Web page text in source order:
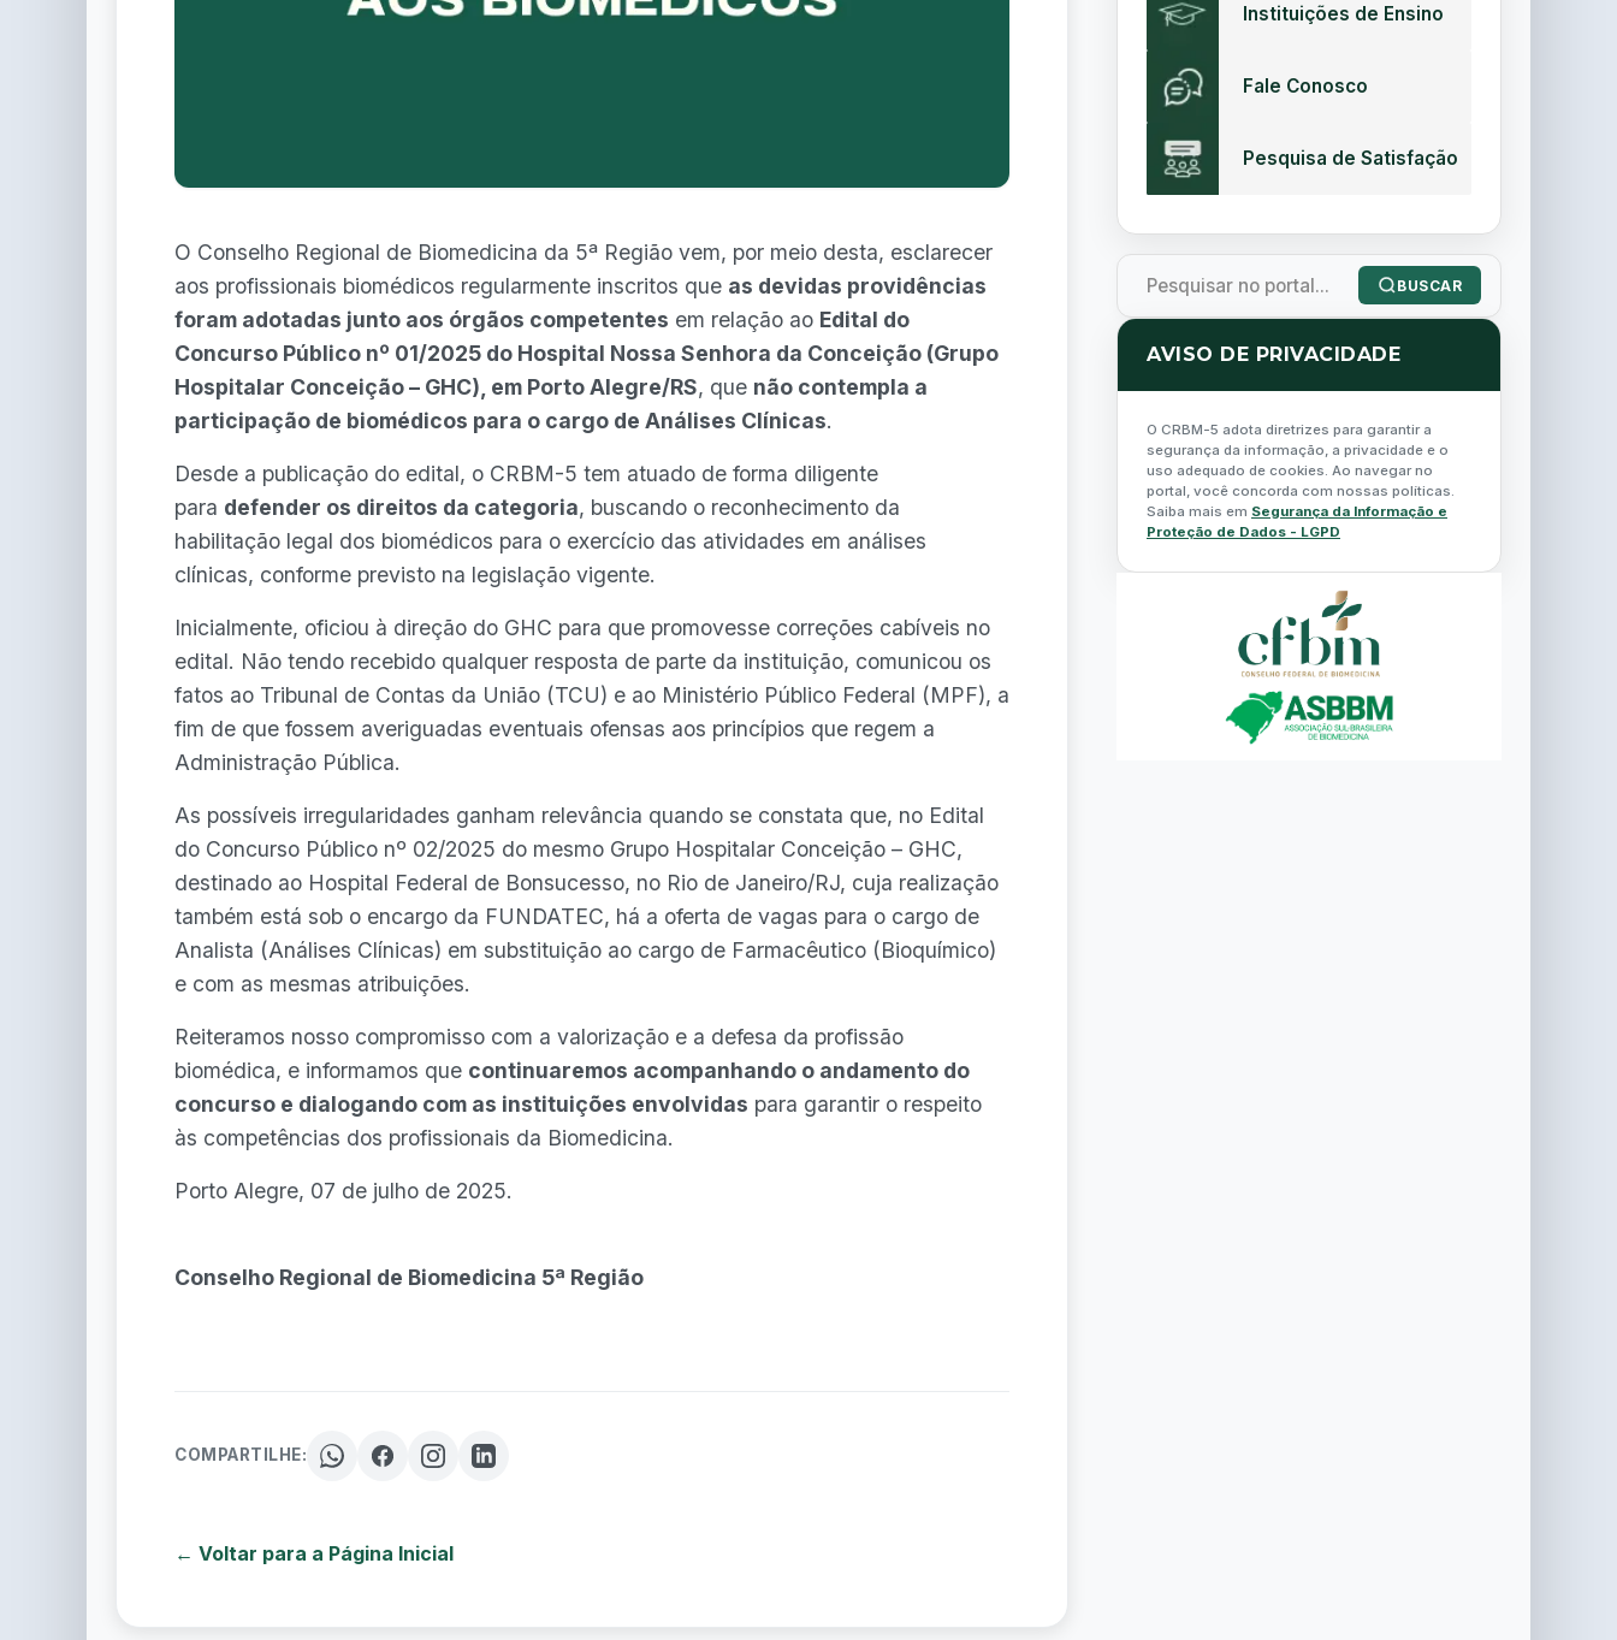
O Conselho Regional de Biomedicina da 5ª Região vem, por meio desta, esclarecer
aos profissionais biomédicos regularmente inscritos que as devidas providências
foram adotadas junto aos órgãos competentes em relação ao Edital do
Concurso Público nº 01/2025 do Hospital Nossa Senhora da Conceição (Grupo
Hospitalar Conceição – GHC), em Porto Alegre/RS, que não contempla a
participação de biomédicos para o cargo de Análises Clínicas.
Desde a publicação do edital, o CRBM-5 tem atuado de forma diligente
para defender os direitos da categoria, buscando o reconhecimento da
habilitação legal dos biomédicos para o exercício das atividades em análises
clínicas, conforme previsto na legislação vigente.
Inicialmente, oficiou à direção do GHC para que promovesse correções cabíveis no
edital. Não tendo recebido qualquer resposta de parte da instituição, comunicou os
fatos ao Tribunal de Contas da União (TCU) e ao Ministério Público Federal (MPF), a
fim de que fossem averiguadas eventuais ofensas aos princípios que regem a
Administração Pública.
As possíveis irregularidades ganham relevância quando se constata que, no Edital
do Concurso Público nº 02/2025 do mesmo Grupo Hospitalar Conceição – GHC,
destinado ao Hospital Federal de Bonsucesso, no Rio de Janeiro/RJ, cuja realização
também está sob o encargo da FUNDATEC, há a oferta de vagas para o cargo de
Analista (Análises Clínicas) em substituição ao cargo de Farmacêutico (Bioquímico)
e com as mesmas atribuições.
Reiteramos nosso compromisso com a valorização e a defesa da profissão
biomédica, e informamos que continuaremos acompanhando o andamento do
concurso e dialogando com as instituições envolvidas para garantir o respeito
às competências dos profissionais da Biomedicina.
Porto Alegre, 07 de julho de 2025.
Conselho Regional de Biomedicina 5ª Região
COMPARTILHE:
← Voltar para a Página Inicial
Instituições de Ensino
Fale Conosco
Pesquisa de Satisfação
BUSCAR
AVISO DE PRIVACIDADE
O CRBM-5 adota diretrizes para garantir a
segurança da informação, a privacidade e o
uso adequado de cookies. Ao navegar no
portal, você concorda com nossas políticas.
Saiba mais em Segurança da Informação e
Proteção de Dados - LGPD